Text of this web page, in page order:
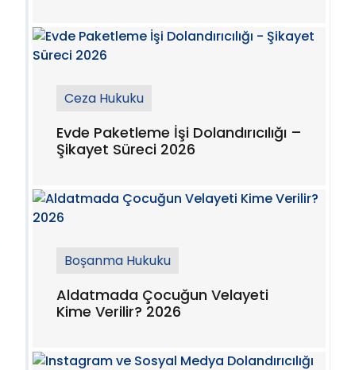
Ceza Hukuku
Evde Paketleme İşi Dolandırıcılığı –
Şikayet Süreci 2026
Boşanma Hukuku
Aldatmada Çocuğun Velayeti
Kime Verilir? 2026